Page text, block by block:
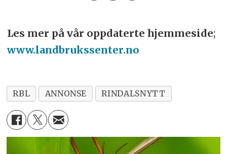
Les mer på vår oppdaterte hjemmeside;
www.landbrukssenter.no
RBL ANNONSE RINDALSNYTT